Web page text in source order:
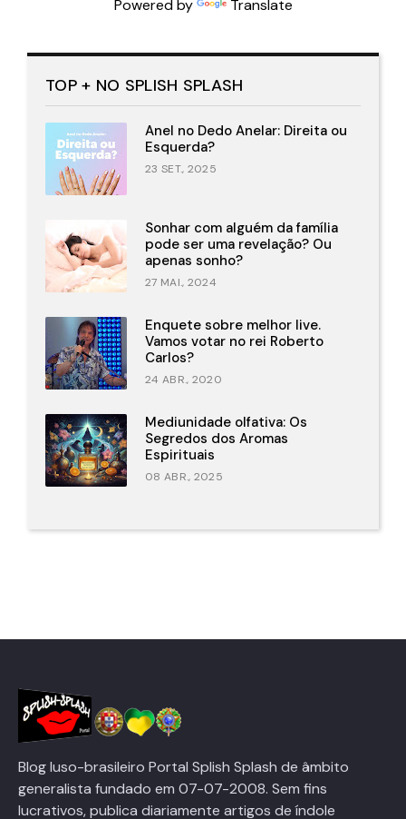
Powered by Translate
TOP + NO SPLISH SPLASH
Anel no Dedo Anelar: Direita ou
Esquerda?
23 SET., 2025
Sonhar com alguém da família
pode ser uma revelação? Ou
apenas sonho?
27 MAI., 2024
Enquete sobre melhor live.
Vamos votar no rei Roberto
Carlos?
24 ABR., 2020
Mediunidade olfativa: Os
Segredos dos Aromas
Espirituais
08 ABR., 2025
Blog luso-brasileiro Portal Splish Splash de âmbito
generalista fundado em 07-07-2008. Sem fins
lucrativos, publica diariamente artigos de índole